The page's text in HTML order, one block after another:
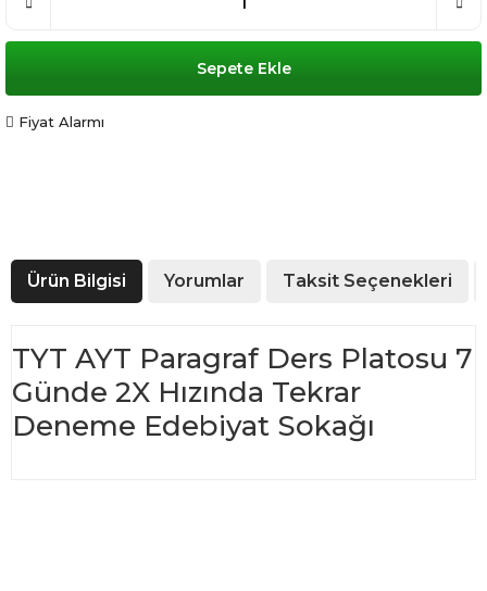
Sepete Ekle
Fiyat Alarmı
Ürün Bilgisi Yorumlar Taksit Seçenekleri
TYT AYT Paragraf Ders Platosu 7
Günde 2X Hızında Tekrar
Deneme Edebiyat Sokağı